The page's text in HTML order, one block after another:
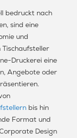
bedruckt nach
sind eine
und
Druckerei eine
Angebote oder
bis hin
Format und
Design